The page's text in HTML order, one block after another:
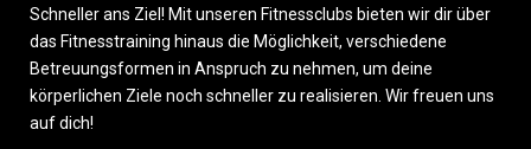
Schneller ans Ziel! Mit unseren Fitnessclubs bieten wir dir über
das Fitnesstraining hinaus die Möglichkeit, verschiedene
Betreuungsformen in Anspruch zu nehmen, um deine
körperlichen Ziele noch schneller zu realisieren. Wir freuen uns
auf dich!